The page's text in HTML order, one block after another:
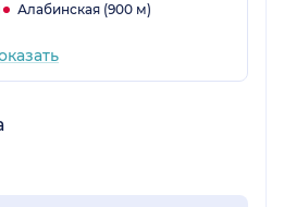
Алабинская (900 м)